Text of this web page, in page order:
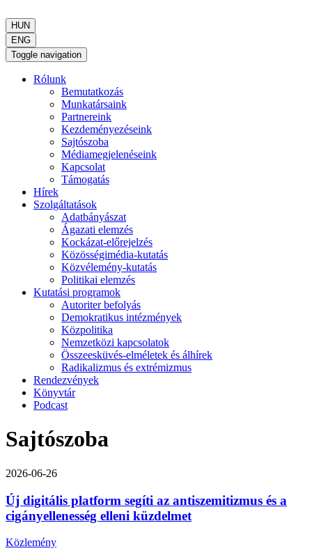
HUN
ENG
Toggle navigation
Rólunk
Bemutatkozás
Munkatársaink
Partnereink
Kezdeményezéseink
Sajtószoba
Médiamegjelenéseink
Kapcsolat
Támogatás
Hírek
Szolgáltatások
Adatbányászat
Ágazati elemzés
Kockázat-előrejelzés
Közösségimédia-kutatás
Közvélemény-kutatás
Politikai elemzés
Kutatási programok
Autoriter befolyás
Demokratikus intézmények
Közpolitika
Nemzetközi kapcsolatok
Összeesküvés-elméletek és álhírek
Radikalizmus és extrémizmus
Rendezvények
Könyvtár
Podcast
Sajtószoba
2026-06-26
Új digitális platform segíti az antiszemitizmus és a
cigányellenesség elleni küzdelmet
Közlemény